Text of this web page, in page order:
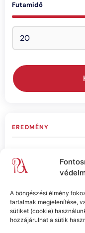
A böngészési élmény
tartalmak megjelenítése,
sütiket (cookie)
hozzájárulhat a sütik
Futamidő
EREDMÉNY